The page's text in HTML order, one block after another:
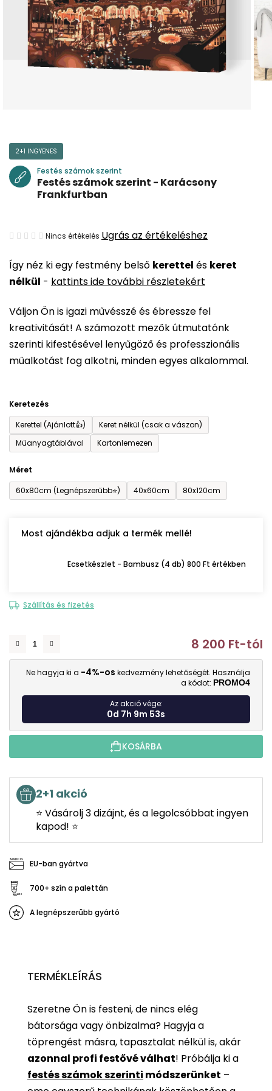
Így néz ki egy festmény belső kerettel és keret
nélkül - kattints ide további részletekért
Váljon Ön is igazi művésszé és ébressze fel
kreativitását! A számozott mezők útmutatónk
szerinti kifestésével lenyűgöző és professzionális
műalkotást fog alkotni, minden egyes alkalommal.
Keretezés
Kerettel (Ajánlott👍)
Keret nélkül (csak a vászon)
Műanyagtáblával
Kartonlemezen
Méret
60x80cm (Legnépszerűbb⭐)
40x60cm 80x120cm
Most ajándékba adjuk a termék mellé!
Ecsetkészlet - Bambusz (4 db) 800 Ft értékben
Szállítás és fizetés
8 200 Ft-tól
Ne hagyja ki a -4%-os kedvezmény lehetőségét. Használja
a kódot: PROMO4
Az akció vége:
0d 7h 9m 52s
KOSÁRBA
2+1 akció
⭐ Vásárolj 3 dizájnt, és a legolcsóbbat ingyen
kapod! ⭐
EU-ban gyártva
700+ szín a palettán
A legnépszerűbb gyártó
2+1 INGYENES
Festés számok szerint
Festés számok szerint - Karácsony
Frankfurtban
A
átlagos
értékelése
ből
0,0
csillag.
Nincs értékelés Ugrás az értékeléshez
TERMÉKLEÍRÁS
Szeretne Ön is festeni, de nincs elég
bátorsága vagy önbizalma? Hagyja a
töprengést másra, tapasztalat nélkül is, akár
azonnal profi festővé válhat! Próbálja ki a
festés számok szerinti módszerünket –